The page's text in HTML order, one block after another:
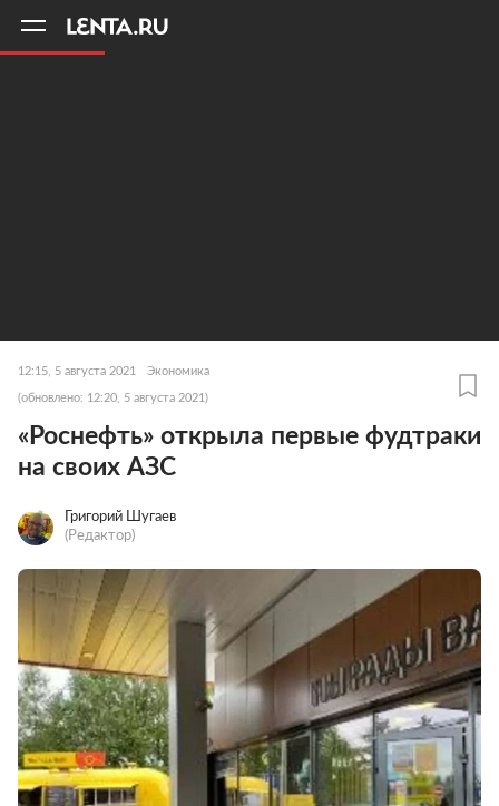
12:15, 5 августа 2021 Экономика
(обновлено: 12:20, 5 августа 2021)
«Роснефть» открыла первые фудтраки
на своих АЗС
Григорий Шугаев
(Редактор)